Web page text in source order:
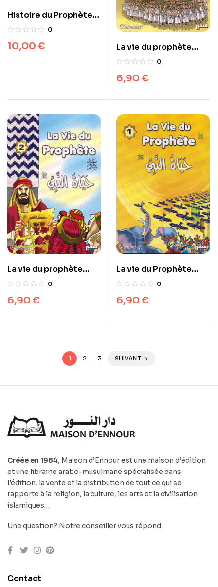
Histoire du Prophète
Mohamed 0
10,00 €
La vie du prophète
(SAW) – Tome 3 – حياة
0
6,90 €
La vie du prophète
(SAW) – Tome 2 – حياة
0
6,90 €
La vie du Prophète
(SAW) – Tome 1 – حياة
0
6,90 €
1 2 3 SUIVANT
Créée en 1984, Maison d’Ennour est une maison d’édition
et une librairie arabo-musulmane spécialisée dans
l’édition, la vente et la distribution de tout ce qui se
rapporte à la religion, la culture, les arts et la civilisation
islamiques…
Une question? Notre conseiller vous répond
Contact